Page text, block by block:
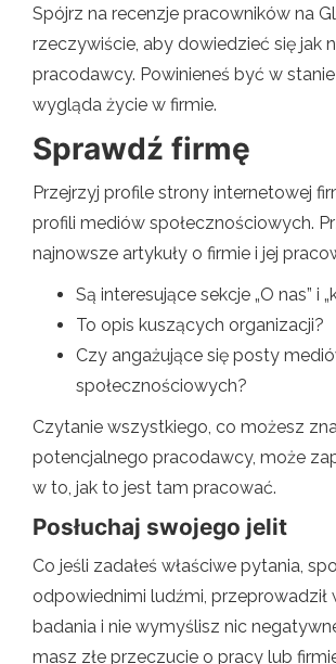
Spójrz na recenzje pracowników na
rzeczywiście, aby dowiedzieć się jak
pracodawcy. Powinieneś być w
wygląda życie w firmie.
Sprawdź firmę
Przejrzyj profile strony internetowej
profili mediów społecznościowych.
najnowsze artykuły o firmie i jej
Są interesujące sekcje „O nas” i
To opis kuszących organizacji?
Czy angażujące się posty
społecznościowych?
Czytanie wszystkiego, co możesz
potencjalnego pracodawcy, może
w to, jak to jest tam pracować.
Posłuchaj swojego jelit
Co jeśli zadałeś właściwe pytania,
odpowiednimi ludźmi, przeprowadził
badania i nie wymyślisz nic
masz złe przeczucie o pracy lub